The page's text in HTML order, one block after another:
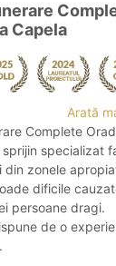
Capela
Arată
Complete
specializat
din zonele
dificile
persoane dragi.
de o